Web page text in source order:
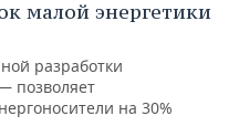
малой энергетики
разработки
позволяет
на 30%